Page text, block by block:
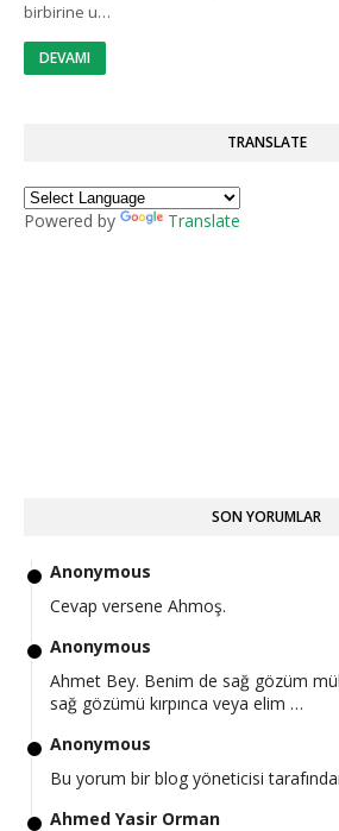
birbirine u…
DEVAMI
TRANSLATE
Powered by Translate
SON YORUMLAR
Anonymous
Cevap versene Ahmoş.
Anonymous
Ahmet Bey. Benim de sağ gözüm
sağ gözümü kırpınca veya elim …
Anonymous
Bu yorum bir blog yöneticisi
Ahmed Yasir Orman